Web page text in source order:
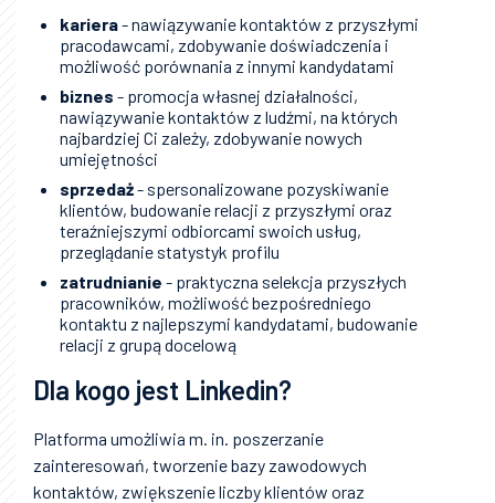
kariera- nawiązywanie kontaktów z przyszłymi
pracodawcami, zdobywanie doświadczenia i
możliwość porównania z innymi kandydatami
biznes - promocja własnej działalności,
nawiązywanie kontaktów z ludźmi, na których
najbardziej Ci zależy, zdobywanie nowych
umiejętności
sprzedaż- spersonalizowane pozyskiwanie
klientów, budowanie relacji z przyszłymi oraz
teraźniejszymi odbiorcami swoich usług,
przeglądanie statystyk profilu
zatrudnianie - praktyczna selekcja przyszłych
pracowników, możliwość bezpośredniego
kontaktu z najlepszymi kandydatami, budowanie
relacji z grupą docelową
Dla kogo jest Linkedin?
Platforma umożliwia m. in. poszerzanie
zainteresowań, tworzenie bazy zawodowych
kontaktów, zwiększenie liczby klientów oraz